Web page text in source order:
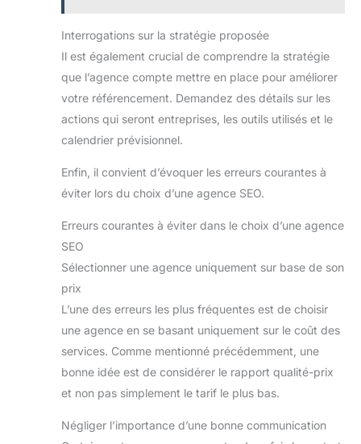
Interrogations sur la stratégie proposée
Il est également crucial de comprendre la stratégie
que l’agence compte mettre en place pour améliorer
votre référencement. Demandez des détails sur les
actions qui seront entreprises, les outils utilisés et le
calendrier prévisionnel.
Enfin, il convient d’évoquer les erreurs courantes à
éviter lors du choix d’une agence SEO.
Erreurs courantes à éviter dans le choix d’une agence
SEO
Sélectionner une agence uniquement sur base de son
prix
L’une des erreurs les plus fréquentes est de choisir
une agence en se basant uniquement sur le coût des
services. Comme mentionné précédemment, une
bonne idée est de considérer le rapport qualité-prix
et non pas simplement le tarif le plus bas.
Négliger l’importance d’une bonne communication